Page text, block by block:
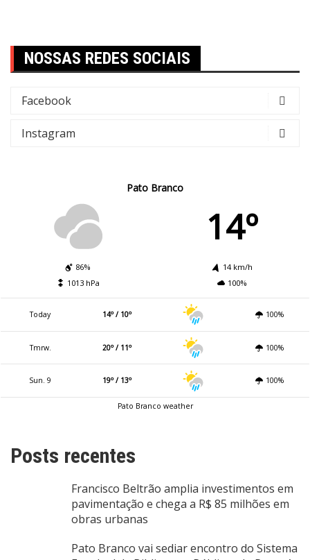
NOSSAS REDES SOCIAIS
Facebook
Instagram
Pato Branco
14º
86%
14 km/h
1013 hPa
100%
Today 14º / 10º 100%
Tmrw. 20º / 11º 100%
Sun. 9 19º / 13º 100%
Pato Branco weather
Posts recentes
Francisco Beltrão amplia investimentos em
pavimentação e chega a R$ 85 milhões em
obras urbanas
Pato Branco vai sediar encontro do Sistema